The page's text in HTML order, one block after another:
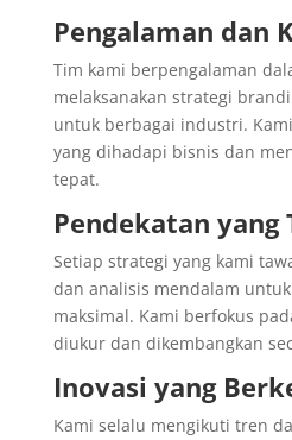
Pengalaman dan
Tim kami berpengalaman
melaksanakan strategi
untuk berbagai industri.
yang dihadapi bisnis dan
tepat.
Pendekatan yang
Setiap strategi yang kami
dan analisis mendalam
maksimal. Kami berfokus
diukur dan dikembangkan
Inovasi yang
Kami selalu mengikuti tren